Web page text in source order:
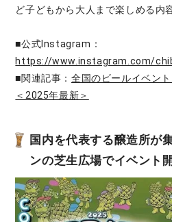
ど子どもから大人まで楽しめる内
■公式Instagram：
https://www.instagram.com/
■関連記事： 全国のビールイベン
＜2025年最新＞
国内を代表する醸造所が
ンの芝生広場でイベント